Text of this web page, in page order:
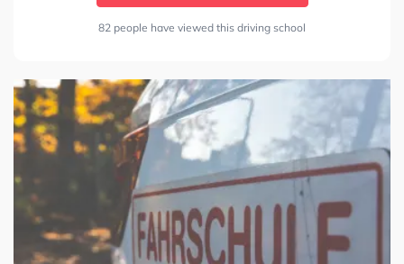
82 people have viewed this driving school